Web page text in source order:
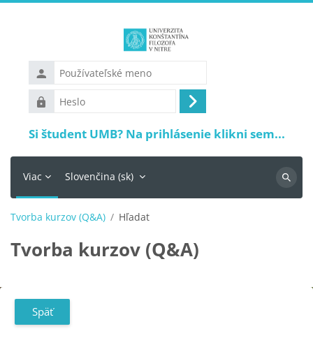
Používateľské
meno
Heslo
Prihlásiť
sa
Si študent UMB? Na prihlásenie klikni sem...
Viac Slovenčina ‎(sk)‎
Tvorba kurzov (Q&A) Hľadať
Tvorba kurzov (Q&A)
Späť